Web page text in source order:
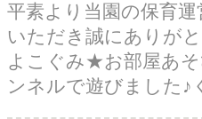
平素より当園の保育
いただき誠にありが
よこぐみ★お部屋あ
ンネルで遊びました♪